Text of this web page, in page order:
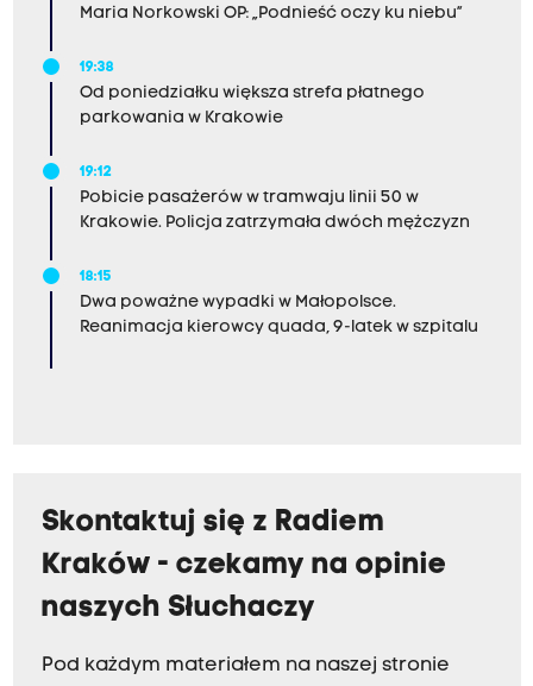
Maria Norkowski OP: „Podnieść oczy ku niebu”
19:38
Od poniedziałku większa strefa płatnego
parkowania w Krakowie
19:12
Pobicie pasażerów w tramwaju linii 50 w
Krakowie. Policja zatrzymała dwóch mężczyzn
18:15
Dwa poważne wypadki w Małopolsce.
Reanimacja kierowcy quada, 9-latek w szpitalu
Skontaktuj się z Radiem
Kraków - czekamy na opinie
naszych Słuchaczy
Pod każdym materiałem na naszej stronie